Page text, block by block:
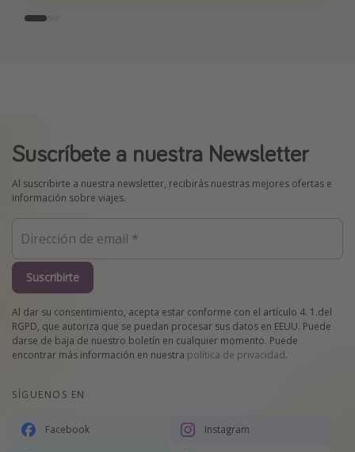
Suscríbete a nuestra Newsletter
Al suscribirte a nuestra newsletter, recibirás nuestras mejores ofertas e
información sobre viajes.
Suscribirte
Al dar su consentimiento, acepta estar conforme con el artículo 4. 1.del
RGPD, que autoriza que se puedan procesar sus datos en EEUU. Puede
darse de baja de nuestro boletín en cualquier momento. Puede
encontrar más información en nuestra política de privacidad.
SÍGUENOS EN
Facebook Instagram